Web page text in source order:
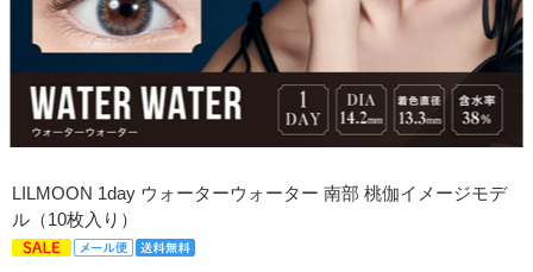
LILMOON 1day ウォーターウォーター 南部 桃伽イメージモデ
ル（10枚入り）